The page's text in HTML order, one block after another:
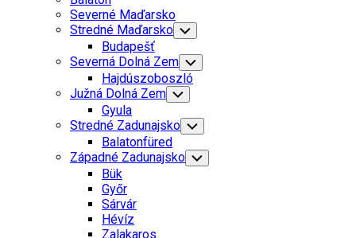
Menu
Severné Maďarsko
Stredné Maďarsko Toggle
Child
Menu
Budapešť
Severná Dolná Zem Toggle
Child
Menu
Hajdúszoboszló
Južná Dolná Zem Toggle
Child
Menu
Gyula
Stredné Zadunajsko Toggle
Child
Menu
Balatonfüred
Západné Zadunajsko Toggle
Child
Bük
Győr
Sárvár
Hévíz
Zalakaros